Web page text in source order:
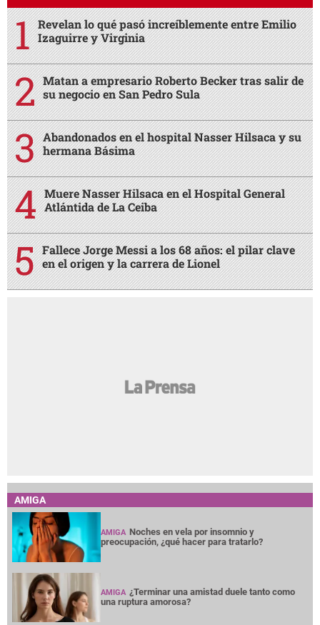
Revelan lo qué pasó increíblemente entre Emilio
Izaguirre y Virginia
Matan a empresario Roberto Becker tras salir de
su negocio en San Pedro Sula
Abandonados en el hospital Nasser Hilsaca y su
hermana Básima
Muere Nasser Hilsaca en el Hospital General
Atlántida de La Ceiba
Fallece Jorge Messi a los 68 años: el pilar clave
en el origen y la carrera de Lionel
AMIGA
AMIGA Noches en vela por insomnio y
preocupación, ¿qué hacer para tratarlo?
AMIGA ¿Terminar una amistad duele tanto como
una ruptura amorosa?